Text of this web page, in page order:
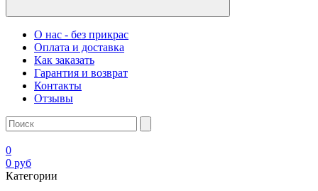
О нас - без прикрас
Оплата и доставка
Как заказать
Гарантия и возврат
Контакты
Отзывы
0
0 руб
Категории